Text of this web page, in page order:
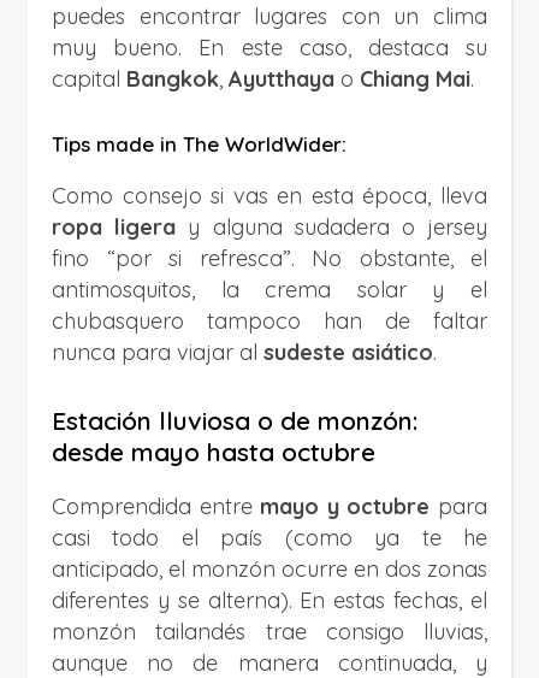
puedes encontrar lugares con un clima
muy bueno. En este caso, destaca su
capital Bangkok Ayutthaya o Chiang Mai.
Tips made in The WorldWider:
Como consejo si vas en esta época, lleva
ropa ligera y alguna sudadera o jersey
fino “por si refresca”. No obstante, el
antimosquitos, la crema solar y el
chubasquero tampoco han de faltar
nunca para viajar al sudeste asiático.
Estación lluviosa o de monzón:
desde mayo hasta octubre
Comprendida entre mayo y octubre para
casi todo el país (como ya te he
anticipado, el monzón ocurre en dos zonas
diferentes y se alterna). En estas fechas, el
monzón tailandés trae consigo lluvias,
aunque no de manera continuada, y